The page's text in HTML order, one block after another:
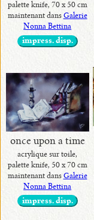
palette knife, 70 x 50 cm
maintenant dans Galerie
Nonna Bettina
impress. disp.
once upon a time
acrylique sur toile,
palette knife, 50 x 70 cm
maintenant dans Galerie
Nonna Bettina
impress. disp.